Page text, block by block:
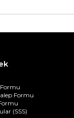
Formu
(SSS)